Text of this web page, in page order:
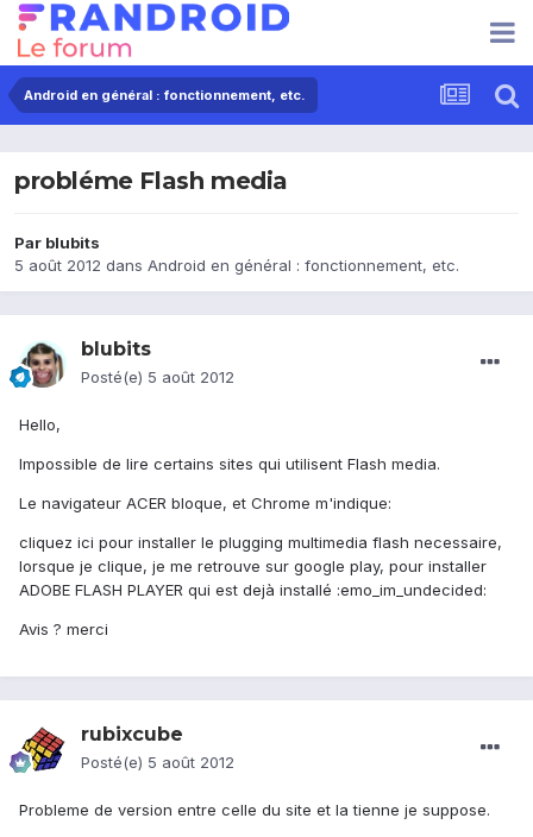
Android en général : fonctionnement, etc.
probléme Flash media
Par blubits
5 août 2012 dans Android en général : fonctionnement, etc.
blubits
Posté(e) 5 août 2012
Hello,
Impossible de lire certains sites qui utilisent Flash media.
Le navigateur ACER bloque, et Chrome m'indique:
cliquez ici pour installer le plugging multimedia flash necessaire,
lorsque je clique, je me retrouve sur google play, pour installer
ADOBE FLASH PLAYER qui est dejà installé :emo_im_undecided:
Avis ? merci
rubixcube
Posté(e) 5 août 2012
Probleme de version entre celle du site et la tienne je suppose.